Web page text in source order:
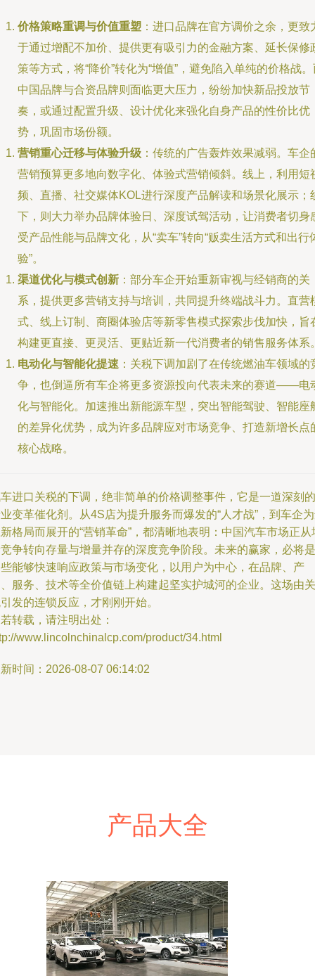
价格策略重调与价值重塑 ：进口品牌在官方调价之余，更致
于通过增配不加价、提供更有吸引力的金融方案、延长保修
策等方式，将“降价”转化为“增值”，避免陷入单纯的价格战
中国品牌与合资品牌则面临更大压力，纷纷加快新品投放节
奏，或通过配置升级、设计优化来强化自身产品的性价比优
势，巩固市场份额。
营销重心迁移与体验升级 ：传统的广告轰炸效果减弱。车企
营销预算更多地向数字化、体验式营销倾斜。线上，利用短
频、直播、社交媒体KOL进行深度产品解读和场景化展示；
下，则大力举办品牌体验日、深度试驾活动，让消费者切身
受产品性能与品牌文化，从“卖车”转向“贩卖生活方式和出行
验”。
渠道优化与模式创新 ：部分车企开始重新审视与经销商的关
系，提供更多营销支持与培训，共同提升终端战斗力。直营
式、线上订制、商圈体验店等新零售模式探索步伐加快，旨
构建更直接、更灵活、更贴近新一代消费者的销售服务体系
电动化与智能化提速 ：关税下调加剧了在传统燃油车领域的
争，也倒逼所有车企将更多资源投向代表未来的赛道——电
化与智能化。加速推出新能源车型，突出智能驾驶、智能座
的差异化优势，成为许多品牌应对市场竞争、打造新增长点
核心战略。
进口关税的下调，绝非简单的价格调整事件，它是一道深刻的
变革催化剂。从4S店为提升服务而爆发的“人才战”，到车企
格局而展开的“营销革命”，都清晰地表明：中国汽车市场正从
争转向存量与增量并存的深度竞争阶段。未来的赢家，必将是
能够快速响应政策与市场变化，以用户为中心，在品牌、产
服务、技术等全价值链上构建起坚实护城河的企业。这场由关
发的连锁反应，才刚刚开始。
转载，请注明出处：
www.lincolnchinalcp.com/product/34.html
时间：2026-08-07 06:14:02
产品大全